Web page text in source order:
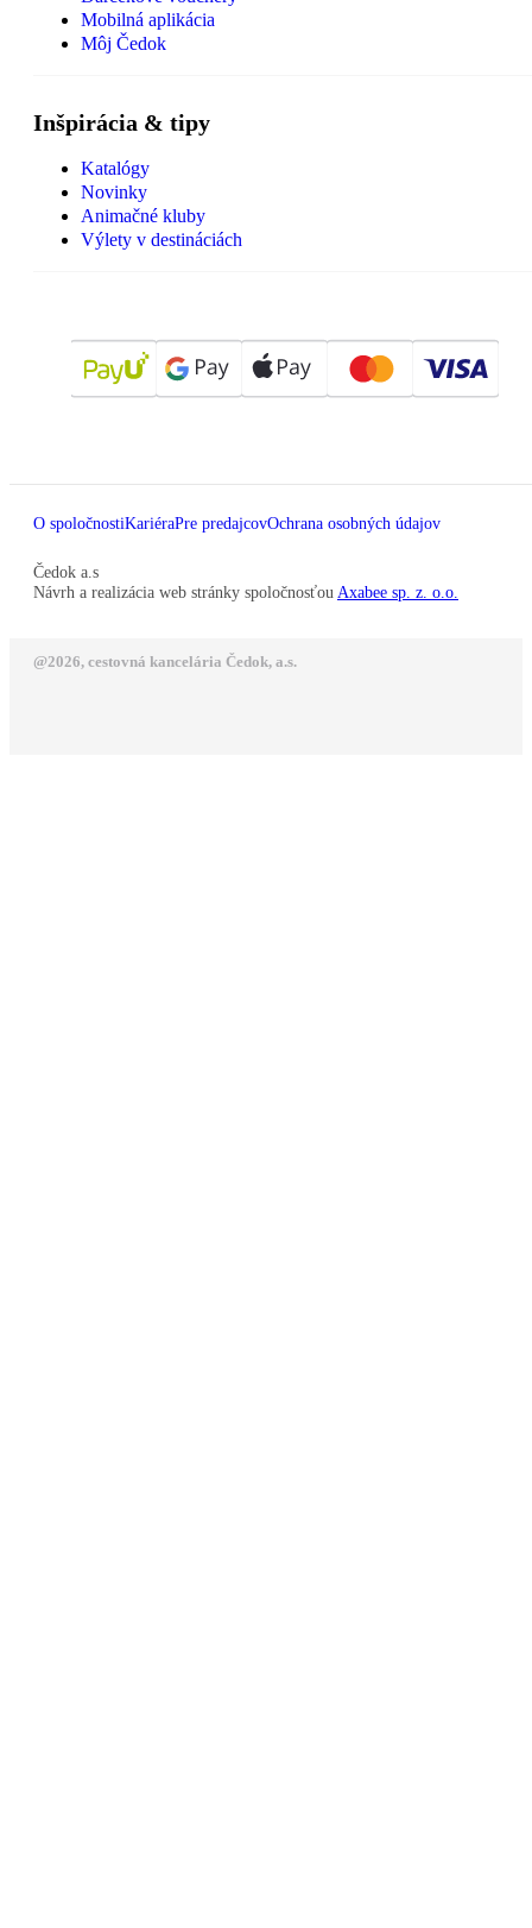
Mobilná aplikácia
Môj Čedok
Inšpirácia & tipy
Katalógy
Novinky
Animačné kluby
Výlety v destináciách
O spoločnostiKariéraPre predajcovOchrana osobných údajov
Čedok a.s
Návrh a realizácia web stránky spoločnosťou Axabee sp. z. o.o.
@2026, cestovná kancelária Čedok, a.s.